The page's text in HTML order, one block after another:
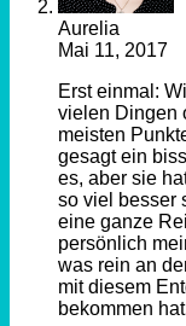
Aurelia
Mai 11, 2017
Erst einmal:
vielen Dingen
meisten
gesagt ein
es, aber sie
so viel besser
eine ganze
persönlich
was rein an
mit diesem
bekommen